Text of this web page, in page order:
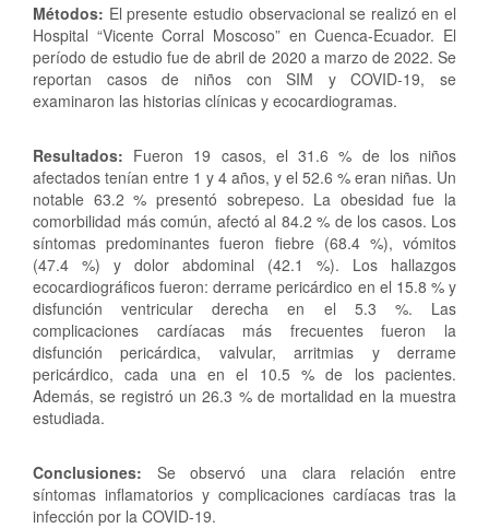
Métodos: El presente estudio observacional se realizó en el
Hospital “Vicente Corral Moscoso” en Cuenca-Ecuador. El
período de estudio fue de abril de 2020 a marzo de 2022. Se
reportan casos de niños con SIM y COVID-19, se
examinaron las historias clínicas y ecocardiogramas.
Resultados: Fueron 19 casos, el 31.6 % de los niños
afectados tenían entre 1 y 4 años, y el 52.6 % eran niñas. Un
notable 63.2 % presentó sobrepeso. La obesidad fue la
comorbilidad más común, afectó al 84.2 % de los casos. Los
síntomas predominantes fueron fiebre (68.4 %), vómitos
(47.4 %) y dolor abdominal (42.1 %). Los hallazgos
ecocardiográficos fueron: derrame pericárdico en el 15.8 % y
disfunción ventricular derecha en el 5.3 %. Las
complicaciones cardíacas más frecuentes fueron la
disfunción pericárdica, valvular, arritmias y derrame
pericárdico, cada una en el 10.5 % de los pacientes.
Además, se registró un 26.3 % de mortalidad en la muestra
estudiada.
Conclusiones: Se observó una clara relación entre
síntomas inflamatorios y complicaciones cardíacas tras la
infección por la COVID-19.